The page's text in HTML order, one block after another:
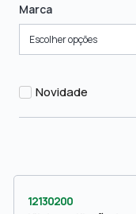
Marca
Escolher opções
Novidade
12130200